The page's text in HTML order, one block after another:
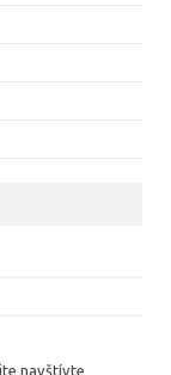
navštívte